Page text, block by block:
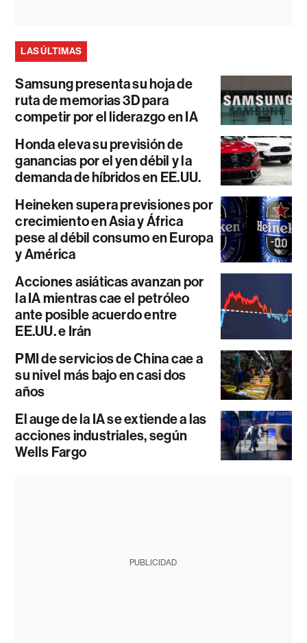
LAS ÚLTIMAS
Samsung presenta su hoja de
ruta de memorias 3D para
competir por el liderazgo en IA
Honda eleva su previsión de
ganancias por el yen débil y la
demanda de híbridos en EE.UU.
Heineken supera previsiones por
crecimiento en Asia y África
pese al débil consumo en Europa
y América
Acciones asiáticas avanzan por
la IA mientras cae el petróleo
ante posible acuerdo entre
EE.UU. e Irán
PMI de servicios de China cae a
su nivel más bajo en casi dos
años
El auge de la IA se extiende a las
acciones industriales, según
Wells Fargo
PUBLICIDAD